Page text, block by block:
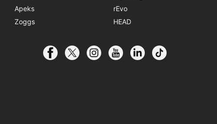
Apeks
rEvo
Zoggs
HEAD